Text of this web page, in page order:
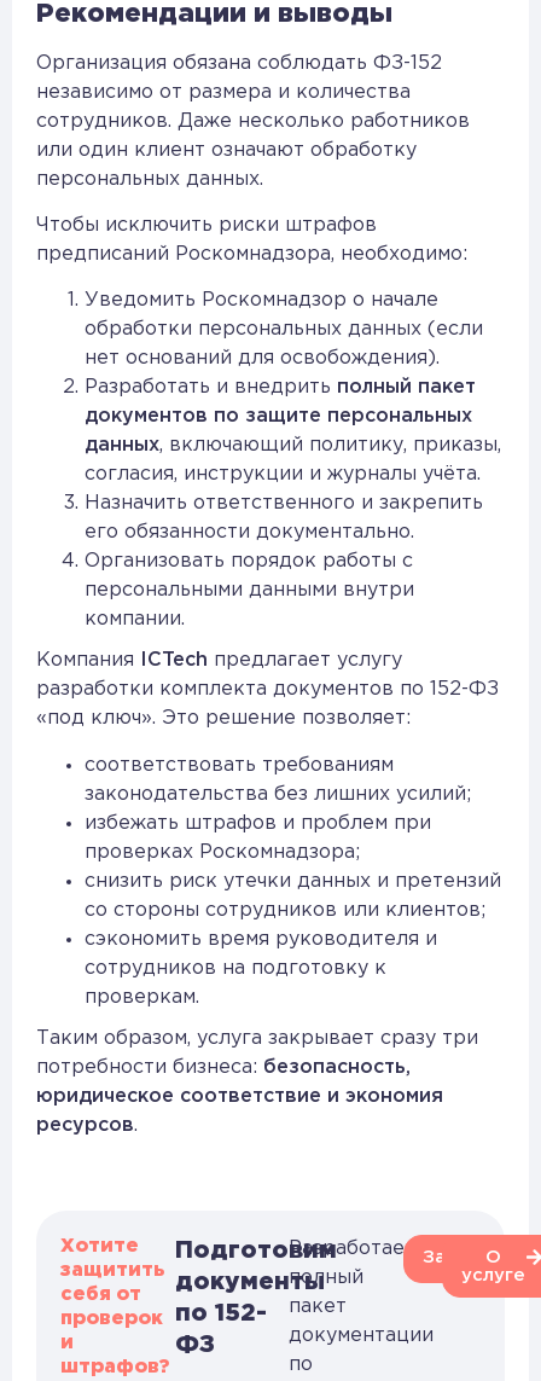
Рекомендации и выводы
Организация обязана соблюдать ФЗ-152
независимо от размера и количества
сотрудников. Даже несколько работников
или один клиент означают обработку
персональных данных.
Чтобы исключить риски штрафов
предписаний Роскомнадзора, необходимо:
Уведомить Роскомнадзор о начале
обработки персональных данных (если
нет оснований для освобождения).
Разработать и внедрить полный пакет
документов по защите персональных
данных, включающий политику, приказы,
согласия, инструкции и журналы учёта.
Назначить ответственного и закрепить
его обязанности документально.
Организовать порядок работы с
персональными данными внутри
компании.
Компания ICTech предлагает услугу
разработки комплекта документов по 152-ФЗ
«под ключ». Это решение позволяет:
соответствовать требованиям
законодательства без лишних усилий;
избежать штрафов и проблем при
проверках Роскомнадзора;
снизить риск утечки данных и претензий
со стороны сотрудников или клиентов;
сэкономить время руководителя и
сотрудников на подготовку к
проверкам.
Таким образом, услуга закрывает сразу три
потребности бизнеса: безопасность,
юридическое соответствие и экономия
ресурсов.
Хотите
защитить
себя от
проверок
и
штрафов?
Подготовим
документы
по 152-
ФЗ
Разработаем
полный
пакет
документации
по
Заказать
О
услуге